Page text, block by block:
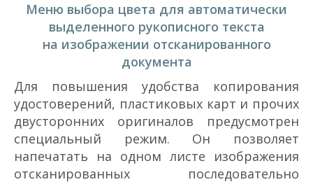
Меню выбора цвета для автоматически
выделенного рукописного текста
на изображении отсканированного
документа
Для повышения удобства копирования
удостоверений, пластиковых карт и прочих
двусторонних оригиналов предусмотрен
специальный режим. Он позволяет
напечатать на одном листе изображения
отсканированных последовательно